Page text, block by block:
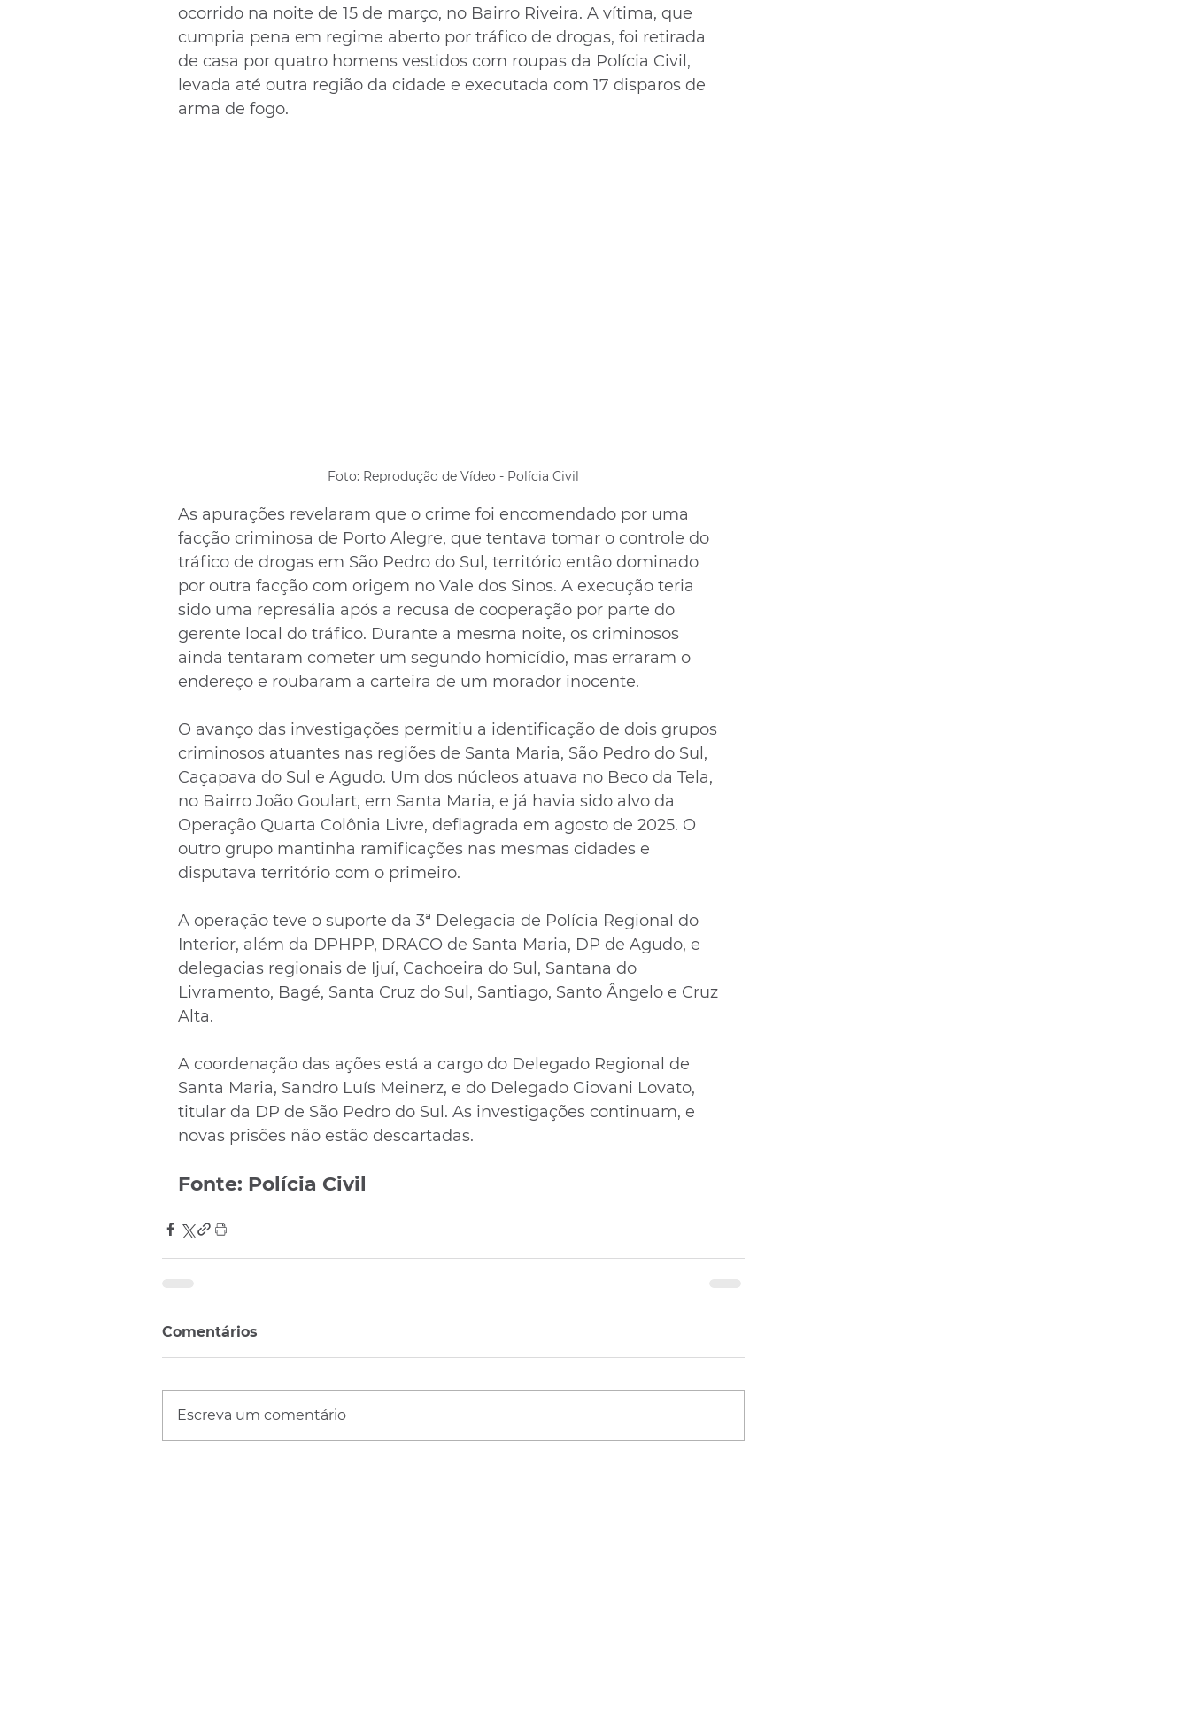
ocorrido na noite de 15 de março, no Bairro Riveira. A vítima, que
cumpria pena em regime aberto por tráfico de drogas, foi retirada
de casa por quatro homens vestidos com roupas da Polícia Civil,
levada até outra região da cidade e executada com 17 disparos de
arma de fogo.
Foto: Reprodução de Vídeo - Polícia Civil
As apurações revelaram que o crime foi encomendado por uma
facção criminosa de Porto Alegre, que tentava tomar o controle do
tráfico de drogas em São Pedro do Sul, território então dominado
por outra facção com origem no Vale dos Sinos. A execução teria
sido uma represália após a recusa de cooperação por parte do
gerente local do tráfico. Durante a mesma noite, os criminosos
ainda tentaram cometer um segundo homicídio, mas erraram o
endereço e roubaram a carteira de um morador inocente.
O avanço das investigações permitiu a identificação de dois grupos
criminosos atuantes nas regiões de Santa Maria, São Pedro do Sul,
Caçapava do Sul e Agudo. Um dos núcleos atuava no Beco da Tela,
no Bairro João Goulart, em Santa Maria, e já havia sido alvo da
Operação Quarta Colônia Livre, deflagrada em agosto de 2025. O
outro grupo mantinha ramificações nas mesmas cidades e
disputava território com o primeiro.
A operação teve o suporte da 3ª Delegacia de Polícia Regional do
Interior, além da DPHPP, DRACO de Santa Maria, DP de Agudo, e
delegacias regionais de Ijuí, Cachoeira do Sul, Santana do
Livramento, Bagé, Santa Cruz do Sul, Santiago, Santo Ângelo e Cruz
Alta.
A coordenação das ações está a cargo do Delegado Regional de
Santa Maria, Sandro Luís Meinerz, e do Delegado Giovani Lovato,
titular da DP de São Pedro do Sul. As investigações continuam, e
novas prisões não estão descartadas.
Fonte: Polícia Civil
Comentários
Escreva um comentário